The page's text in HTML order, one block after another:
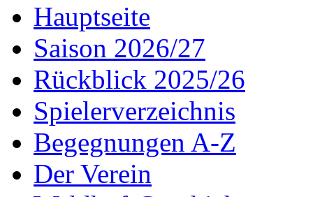
Hauptseite
Saison 2026/27
Rückblick 2025/26
Spielerverzeichnis
Begegnungen A-Z
Der Verein